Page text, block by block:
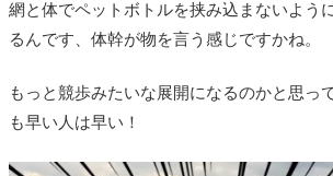
網と体でペットボトルを挟み込まないよう
るんです、体幹が物を言う感じですかね。
もっと競歩みたいな展開になるのかと思っ
も早い人は早い！